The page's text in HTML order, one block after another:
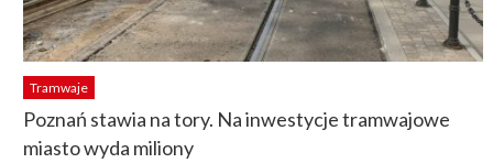
Tramwaje
Poznań stawia na tory. Na inwestycje tramwajowe
miasto wyda miliony